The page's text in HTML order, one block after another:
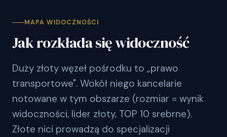
MAPA WIDOCZNOŚCI
Jak rozkłada się widoczność
Duży złoty węzeł pośrodku to „prawo
transportowe". Wokół niego kancelarie
notowane w tym obszarze (rozmiar = wynik
widoczności, lider złoty, TOP 10 srebrne).
Złote nici prowadzą do specjalizacji